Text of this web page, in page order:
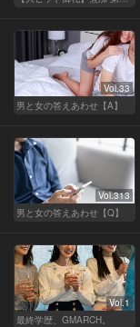
Vol.33
男と女の答えあわせ【A】
Vol.313
男と女の答えあわせ【Q】
Vol.1
最終学歴、GMARCH。